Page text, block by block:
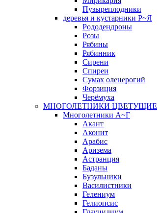
Пузыреплодники
деревья и кустарники Р~Я
Рододендроны
Розы
Рябины
Рябинник
Сирени
Спиреи
Сумах оленерогий
Форзиция
Черёмуха
МНОГОЛЕТНИКИ ЦВЕТУЩИЕ
Многолетники А~Г
Акант
Аконит
Арабис
Аризема
Астранция
Баданы
Бузульники
Василистники
Гелениум
Гелиопсис